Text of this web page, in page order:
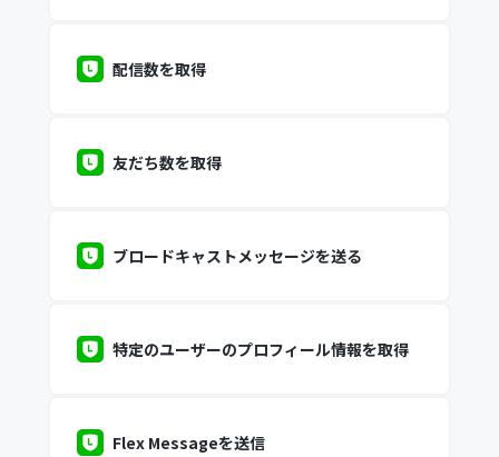
配信数を取得
友だち数を取得
ブロードキャストメッセージを送る
特定のユーザーのプロフィール情報を取得
Flex Messageを送信